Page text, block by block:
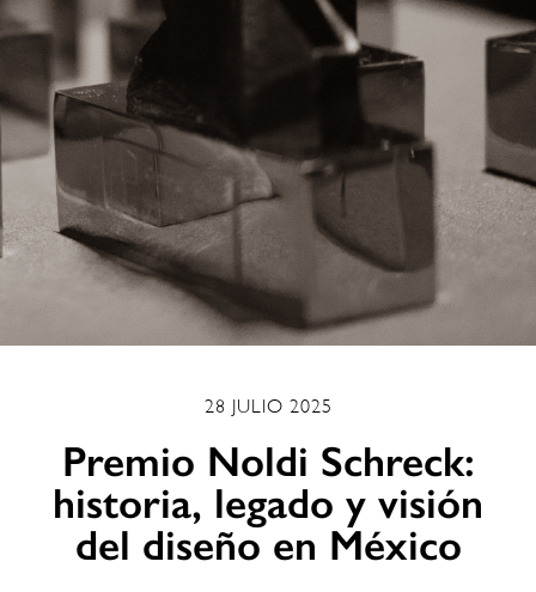
28 JULIO 2025
Premio Noldi Schreck:
historia, legado y visión
del diseño en México